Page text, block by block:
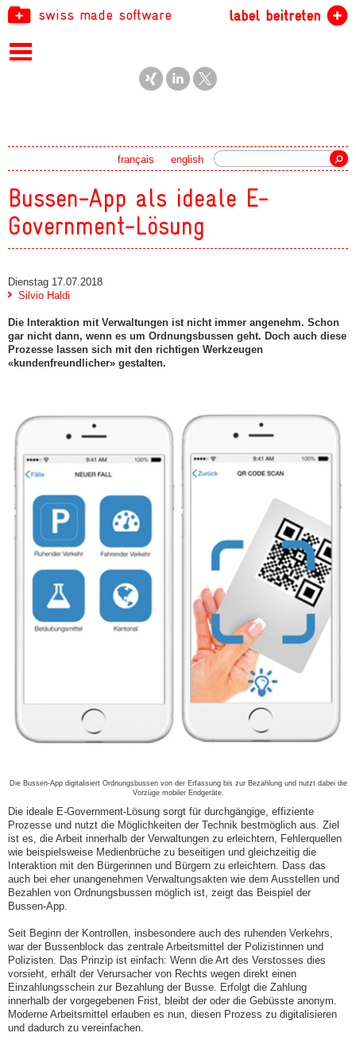
swiss made software label beitreten
english
français
Bussen-App als ideale E-
Government-Lösung
Dienstag 17.07.2018
Silvio Haldi
Die Interaktion mit Verwaltungen ist nicht immer angenehm. Schon
gar nicht dann, wenn es um Ordnungsbussen geht. Doch auch diese
Prozesse lassen sich mit den richtigen Werkzeugen
«kundenfreundlicher» gestalten.
Die Bussen-App digitalisiert Ordnungsbussen von der Erfassung bis zur Bezahlung und nutzt dabei die
Vorzüge mobiler Endgeräte.
Die ideale E-Government-Lösung sorgt für durchgängige, effiziente
Prozesse und nutzt die Möglichkeiten der Technik bestmöglich aus. Ziel
ist es, die Arbeit innerhalb der Verwaltungen zu erleichtern, Fehlerquellen
wie beispielsweise Medienbrüche zu beseitigen und gleichzeitig die
Interaktion mit den Bürgerinnen und Bürgern zu erleichtern. Dass das
auch bei eher unangenehmen Verwaltungsakten wie dem Ausstellen und
Bezahlen von Ordnungsbussen möglich ist, zeigt das Beispiel der
Bussen-App.
Seit Beginn der Kontrollen, insbesondere auch des ruhenden Verkehrs,
war der Bussenblock das zentrale Arbeitsmittel der Polizistinnen und
Polizisten. Das Prinzip ist einfach: Wenn die Art des Verstosses dies
vorsieht, erhält der Verursacher von Rechts wegen direkt einen
Einzahlungsschein zur Bezahlung der Busse. Erfolgt die Zahlung
innerhalb der vorgegebenen Frist, bleibt der oder die Gebüsste anonym.
Moderne Arbeitsmittel erlauben es nun, diesen Prozess zu digitalisieren
und dadurch zu vereinfachen.